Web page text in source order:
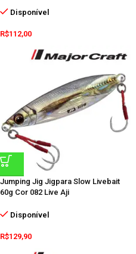
Disponível
R$112,00
Jumping Jig Jigpara Slow Livebait
60g Cor 082 Live Aji
Disponível
R$129,90